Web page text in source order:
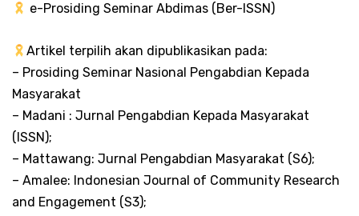
e-Prosiding Seminar Abdimas (Ber-ISSN)
Artikel terpilih akan dipublikasikan pada:
– Prosiding Seminar Nasional Pengabdian Kepada
Masyarakat
– Madani : Jurnal Pengabdian Kepada Masyarakat
(ISSN);
– Mattawang: Jurnal Pengabdian Masyarakat (S6);
– Amalee: Indonesian Journal of Community Research
and Engagement (S3);